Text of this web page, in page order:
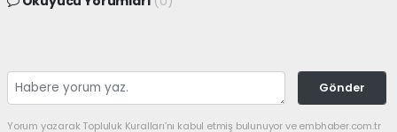
Gönder
Yorum yazarak Topluluk Kuralları’nı kabul etmiş bulunuyor ve embhaber.com.tr